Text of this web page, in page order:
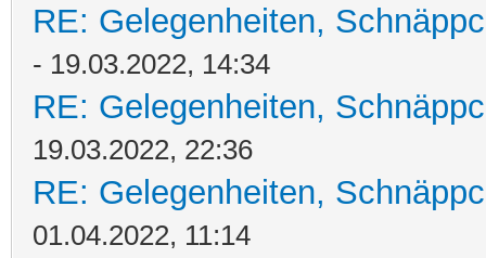
RE: Gelegenheiten,
- 19.03.2022, 14:34
RE: Gelegenheiten,
19.03.2022, 22:36
RE: Gelegenheiten,
01.04.2022, 11:14